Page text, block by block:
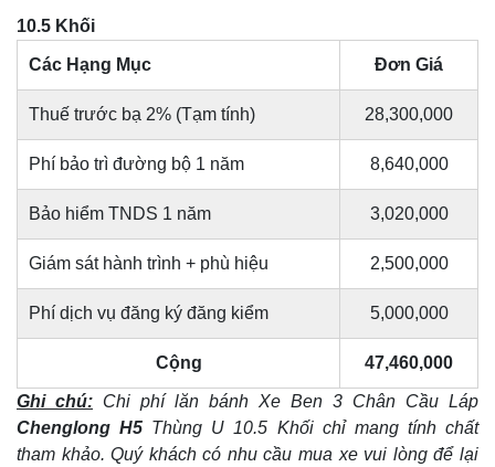
10.5 Khối
Các Hạng Mục Đơn Giá
Thuế trước bạ 2% (Tạm tính) 28,300,000
Phí bảo trì đường bộ 1 năm 8,640,000
Bảo hiểm TNDS 1 năm 3,020,000
Giám sát hành trình + phù hiệu 2,500,000
Phí dịch vụ đăng ký đăng kiểm 5,000,000
Cộng 47,460,000
Ghi chú: Chi phí lăn bánh Xe Ben 3 Chân Cầu Láp
Chenglong H5 Thùng U 10.5 Khối chỉ mang tính chất
tham khảo. Quý khách có nhu cầu mua xe vui lòng để lại